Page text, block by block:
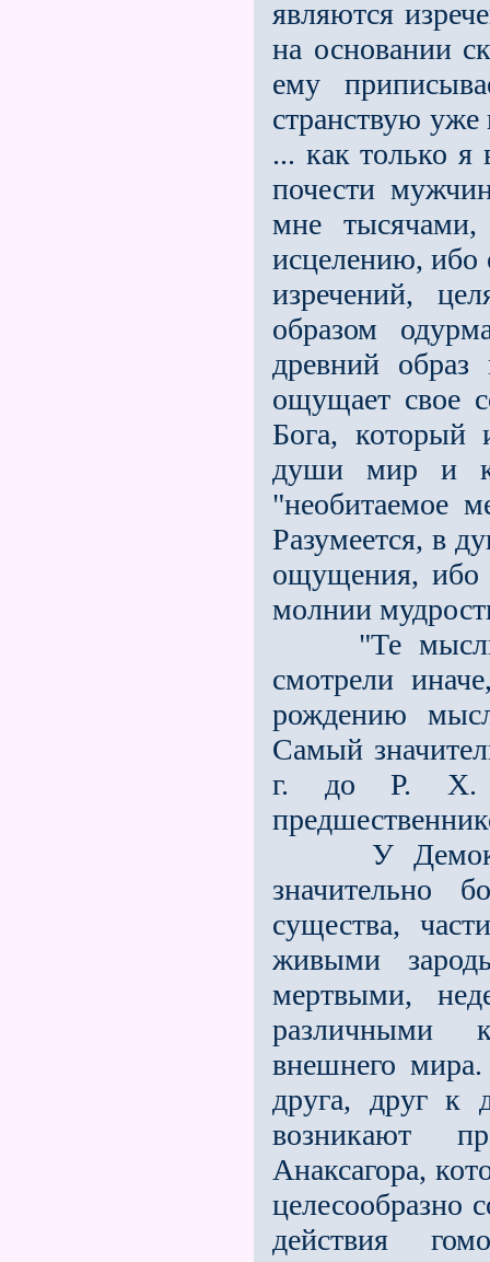
являются
на основании
ему
странствую
... как только я
почести
мне
исцелению, ибо
изречений,
образом
древний образ
ощущает свое
Бога, который
души мир и
"необитаемое
Разумеется, в
ощущения, ибо
молнии
"Те
смотрели
рождению
Самый
г. до Р. X.
У
значительно
существа,
живыми
мертвыми,
различными
внешнего
друга, друг к
возникают
Анаксагора,
целесообразно
действия